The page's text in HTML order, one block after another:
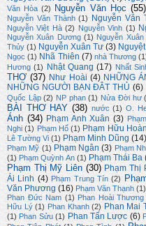
Văn Hòa (2) Nguyễn Văn Học (55)
Nguyễn Văn Thành (1) Nguyễn Văn
Nguyễn Việt Hà (2) Nguyễn Vinh (1)
Nguyễn Xuân Dương (1) Nguyễn Xuân
Thủy (1) Nguyễn Xuân Tư (3)
Ngọc (1) Nhã Thiên (7) nhà Thương
Hương (1) Nhật Quang (17) Nhất
THƠ (37) Như Hoài (4) NHỮNG
NHỮNG NGƯỜI BẠN ĐÂT THỦ (6)
Quốc Lập (2) NP phan (1) Nửa Đời hư
BÀI THƠ HAY (38) nước (1) O.
Ánh (34) Phạm Anh Xuân (3)
Nghi (1) Phạm Hổ (1) Phạm Hữu
Lê Tường Vi (1) Phạm Minh Dũng (14)
Phạm Mỹ (1) Phạm Ngân (3) Phạm
(1) Phạm Quỳnh An (1) Phạm Thái Ba
Phạm Thị Mỹ Liên (30) Phạm Thị
Ái Linh (4) Phạm Trung Tín (2)
Văn Phương (16) Phạm Văn Thạnh (1)
Phan Đức Nam (1) Phan Hoài Thương
Hữu Lý (1) Phan Khanh (2) Phan Mai
(1) Phan Sửu (1) Phan Tấn Lược (6)